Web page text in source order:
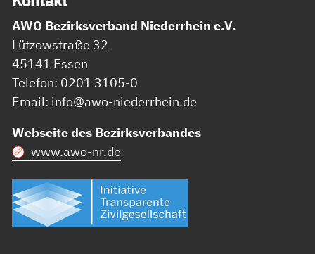
AWO Bezirksverband Niederrhein e.V.
Lützowstraße 32
45141 Essen
Telefon: 0201 3105-0
Email: info@awo-niederrhein.de
Webseite des Bezirksverbandes
www.awo-nr.de